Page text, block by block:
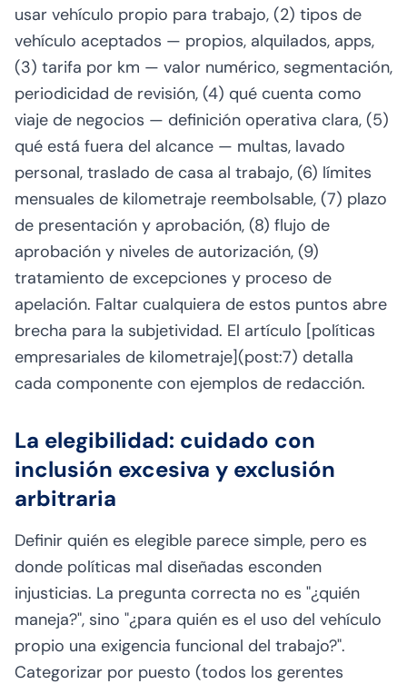
usar vehículo propio para trabajo, (2) tipos de
vehículo aceptados — propios, alquilados, apps,
(3) tarifa por km — valor numérico, segmentación,
periodicidad de revisión, (4) qué cuenta como
viaje de negocios — definición operativa clara, (5)
qué está fuera del alcance — multas, lavado
personal, traslado de casa al trabajo, (6) límites
mensuales de kilometraje reembolsable, (7) plazo
de presentación y aprobación, (8) flujo de
aprobación y niveles de autorización, (9)
tratamiento de excepciones y proceso de
apelación. Faltar cualquiera de estos puntos abre
brecha para la subjetividad. El artículo [políticas
empresariales de kilometraje](post:7) detalla
cada componente con ejemplos de redacción.
La elegibilidad: cuidado con
inclusión excesiva y exclusión
arbitraria
Definir quién es elegible parece simple, pero es
donde políticas mal diseñadas esconden
injusticias. La pregunta correcta no es "¿quién
maneja?", sino "¿para quién es el uso del vehículo
propio una exigencia funcional del trabajo?".
Categorizar por puesto (todos los gerentes